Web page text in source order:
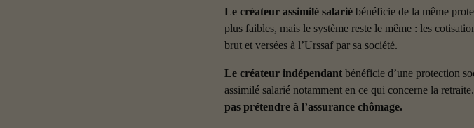
Le créateur assimilé salarié bénéficie de la même
plus faibles, mais le système reste le même : les
brut et versées à l’Urssaf par sa société.
Le créateur indépendant bénéficie d’une protection
assimilé salarié notamment en ce qui concerne la retraite.
pas prétendre à l’assurance chômage.